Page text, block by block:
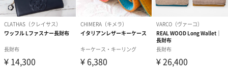
カラーコード
・＃10ブラック
・＃20グレー
・＃34オレンジ
・＃70グリーン
・＃86ネイビー
原産国